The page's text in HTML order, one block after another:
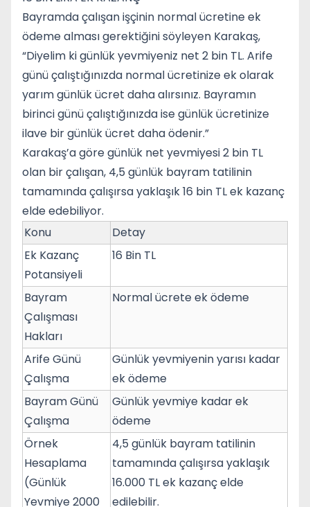
Bayramda çalışan işçinin normal ücretine ek
ödeme alması gerektiğini söyleyen Karakaş,
“Diyelim ki günlük yevmiyeniz net 2 bin TL. Arife
günü çalıştığınızda normal ücretinize ek olarak
yarım günlük ücret daha alırsınız. Bayramın
birinci günü çalıştığınızda ise günlük ücretinize
ilave bir günlük ücret daha ödenir.”
Karakaş’a göre günlük net yevmiyesi 2 bin TL
olan bir çalışan, 4,5 günlük bayram tatilinin
tamamında çalışırsa yaklaşık 16 bin TL ek kazanç
elde edebiliyor.
Konu
Detay
Ek Kazanç
Potansiyeli
16 Bin TL
Bayram
Çalışması
Hakları
Normal ücrete ek ödeme
Arife Günü
Çalışma
Günlük yevmiyenin yarısı kadar
ek ödeme
Bayram Günü
Çalışma
Günlük yevmiye kadar ek
ödeme
Örnek
Hesaplama
(Günlük
Yevmiye 2000
4,5 günlük bayram tatilinin
tamamında çalışırsa yaklaşık
16.000 TL ek kazanç elde
edilebilir.